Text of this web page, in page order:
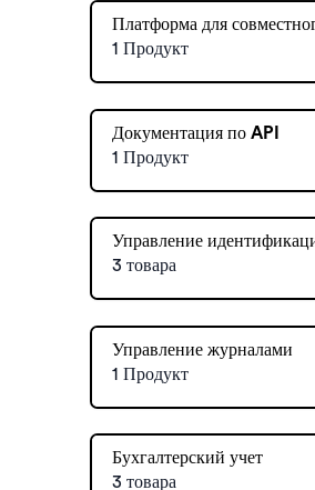
Платформа для
1 Продукт
Документация по API
1 Продукт
Управление
3 товара
Управление журналами
1 Продукт
Бухгалтерский учет
3 товара